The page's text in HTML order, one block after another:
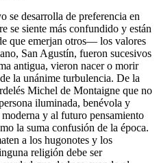
se desarrolla de preferencia en
se siente más confundido y están
que emerjan otros— los valores
San Agustín, fueron sucesivos
antigua, vieron nacer o morir
la unánime turbulencia. De la
Michel de Montaigne que no
iluminada, benévola y
y al futuro pensamiento
la suma confusión de la época.
a los hugonotes y los
religión debe ser